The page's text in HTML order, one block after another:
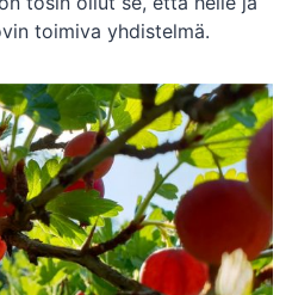
toimiva yhdistelmä.